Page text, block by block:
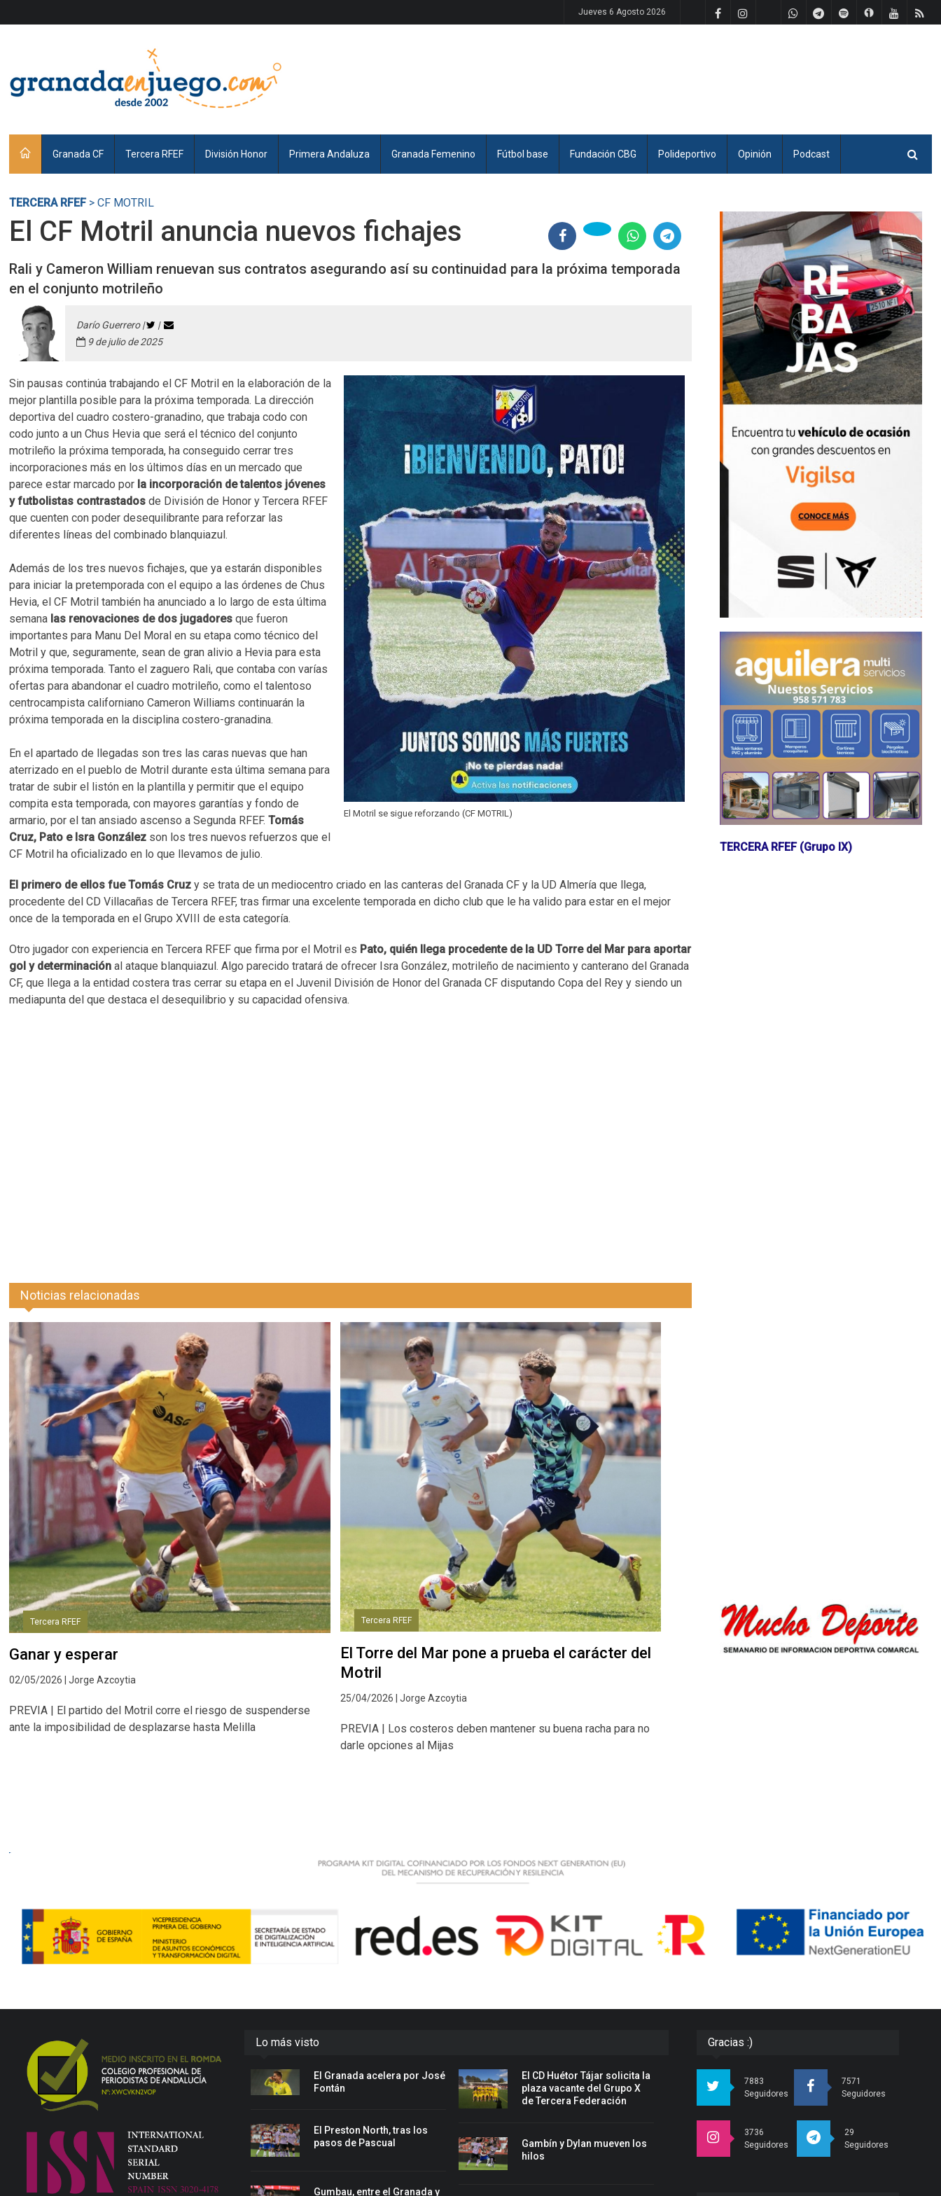
Jueves 6 Agosto 2026
Granada CF Tercera RFEF División Honor Primera Andaluza Granada Femenino Fútbol base Fundación CBG Polideportivo Opinión Podcast
TERCERA RFEF> CF MOTRIL
El CF Motril anuncia nuevos fichajes
Rali y Cameron William renuevan sus contratos asegurando así su continuidad para la próxima temporada
en el conjunto motrileño
Darío Guerrero |
|
9 de julio de 2025
El Motril se sigue reforzando (CF MOTRIL)
Sin pausas continúa trabajando el CF Motril en la elaboración de la
mejor plantilla posible para la próxima temporada. La dirección
deportiva del cuadro costero-granadino, que trabaja codo con
codo junto a un Chus Hevia que será el técnico del conjunto
motrileño la próxima temporada, ha conseguido cerrar tres
incorporaciones más en los últimos días en un mercado que
parece estar marcado por la incorporación de talentos jóvenes
y futbolistas contrastados de División de Honor y Tercera RFEF
que cuenten con poder desequilibrante para reforzar las
diferentes líneas del combinado blanquiazul.
Además de los tres nuevos fichajes, que ya estarán disponibles
para iniciar la pretemporada con el equipo a las órdenes de Chus
Hevia, el CF Motril también ha anunciado a lo largo de esta última
semana las renovaciones de dos jugadoresque fueron
importantes para Manu Del Moral en su etapa como técnico del
Motril y que, seguramente, sean de gran alivio a Hevia para esta
próxima temporada. Tanto el zaguero Rali, que contaba con varías
ofertas para abandonar el cuadro motrileño, como el talentoso
centrocampista californiano Cameron Williams continuarán la
próxima temporada en la disciplina costero-granadina.
En el apartado de llegadas son tres las caras nuevas que han
aterrizado en el pueblo de Motril durante esta última semana para
tratar de subir el listón en la plantilla y permitir que el equipo
compita esta temporada, con mayores garantías y fondo de
armario, por el tan ansiado ascenso a Segunda RFEF.Tomás
Cruz, Pato e Isra González son los tres nuevos refuerzos que el
CF Motril ha oficializado en lo que llevamos de julio.
El primero de ellos fue Tomás Cruzy se trata de un mediocentro criado en las canteras del Granada CF y la UD Almería que llega,
procedente del CD Villacañas de Tercera RFEF, tras firmar una excelente temporada en dicho club que le ha valido para estar en el mejor
once de la temporada en el Grupo XVIII de esta categoría.
Otro jugador con experiencia en Tercera RFEF que firma por el Motril es Pato, quién llega procedente de la UD Torre del Mar para aportar
gol y determinación al ataque blanquiazul. Algo parecido tratará de ofrecer Isra González, motrileño de nacimiento y canterano del Granada
CF, que llega a la entidad costera tras cerrar su etapa en el Juvenil División de Honor del Granada CF disputando Copa del Rey y siendo un
mediapunta del que destaca el desequilibrio y su capacidad ofensiva.
Noticias relacionadas
Tercera RFEF
Ganar y esperar
02/05/2026 | Jorge Azcoytia
PREVIA | El partido del Motril corre el riesgo de suspenderse
ante la imposibilidad de desplazarse hasta Melilla
Tercera RFEF
El Torre del Mar pone a prueba el carácter del
Motril
25/04/2026 | Jorge Azcoytia
PREVIA | Los costeros deben mantener su buena racha para no
darle opciones al Mijas
TERCERA RFEF (Grupo IX)
Lo más visto
El Granada acelera por José
Fontán
El Preston North, tras los
pasos de Pascual
Gumbau, entre el Granada y
El CD Huétor Tájar solicita la
plaza vacante del Grupo X
de Tercera Federación
Gambín y Dylan mueven los
hilos
Gracias :)
7883
Seguidores
7571
Seguidores
3736
Seguidores
29
Seguidores